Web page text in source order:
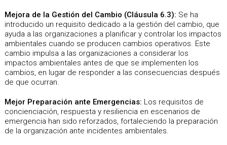
Mejora de la Gestión del Cambio (Cláusula 6.3): Se ha
introducido un requisito dedicado a la gestión del cambio, que
ayuda a las organizaciones a planificar y controlar los impactos
ambientales cuando se producen cambios operativos. Este
cambio impulsa a las organizaciones a considerar los
impactos ambientales antes de que se implementen los
cambios, en lugar de responder a las consecuencias después
de que ocurran.
Mejor Preparación ante Emergencias: Los requisitos de
concienciación, respuesta y resiliencia en escenarios de
emergencia han sido reforzados, fortaleciendo la preparación
de la organización ante incidentes ambientales.